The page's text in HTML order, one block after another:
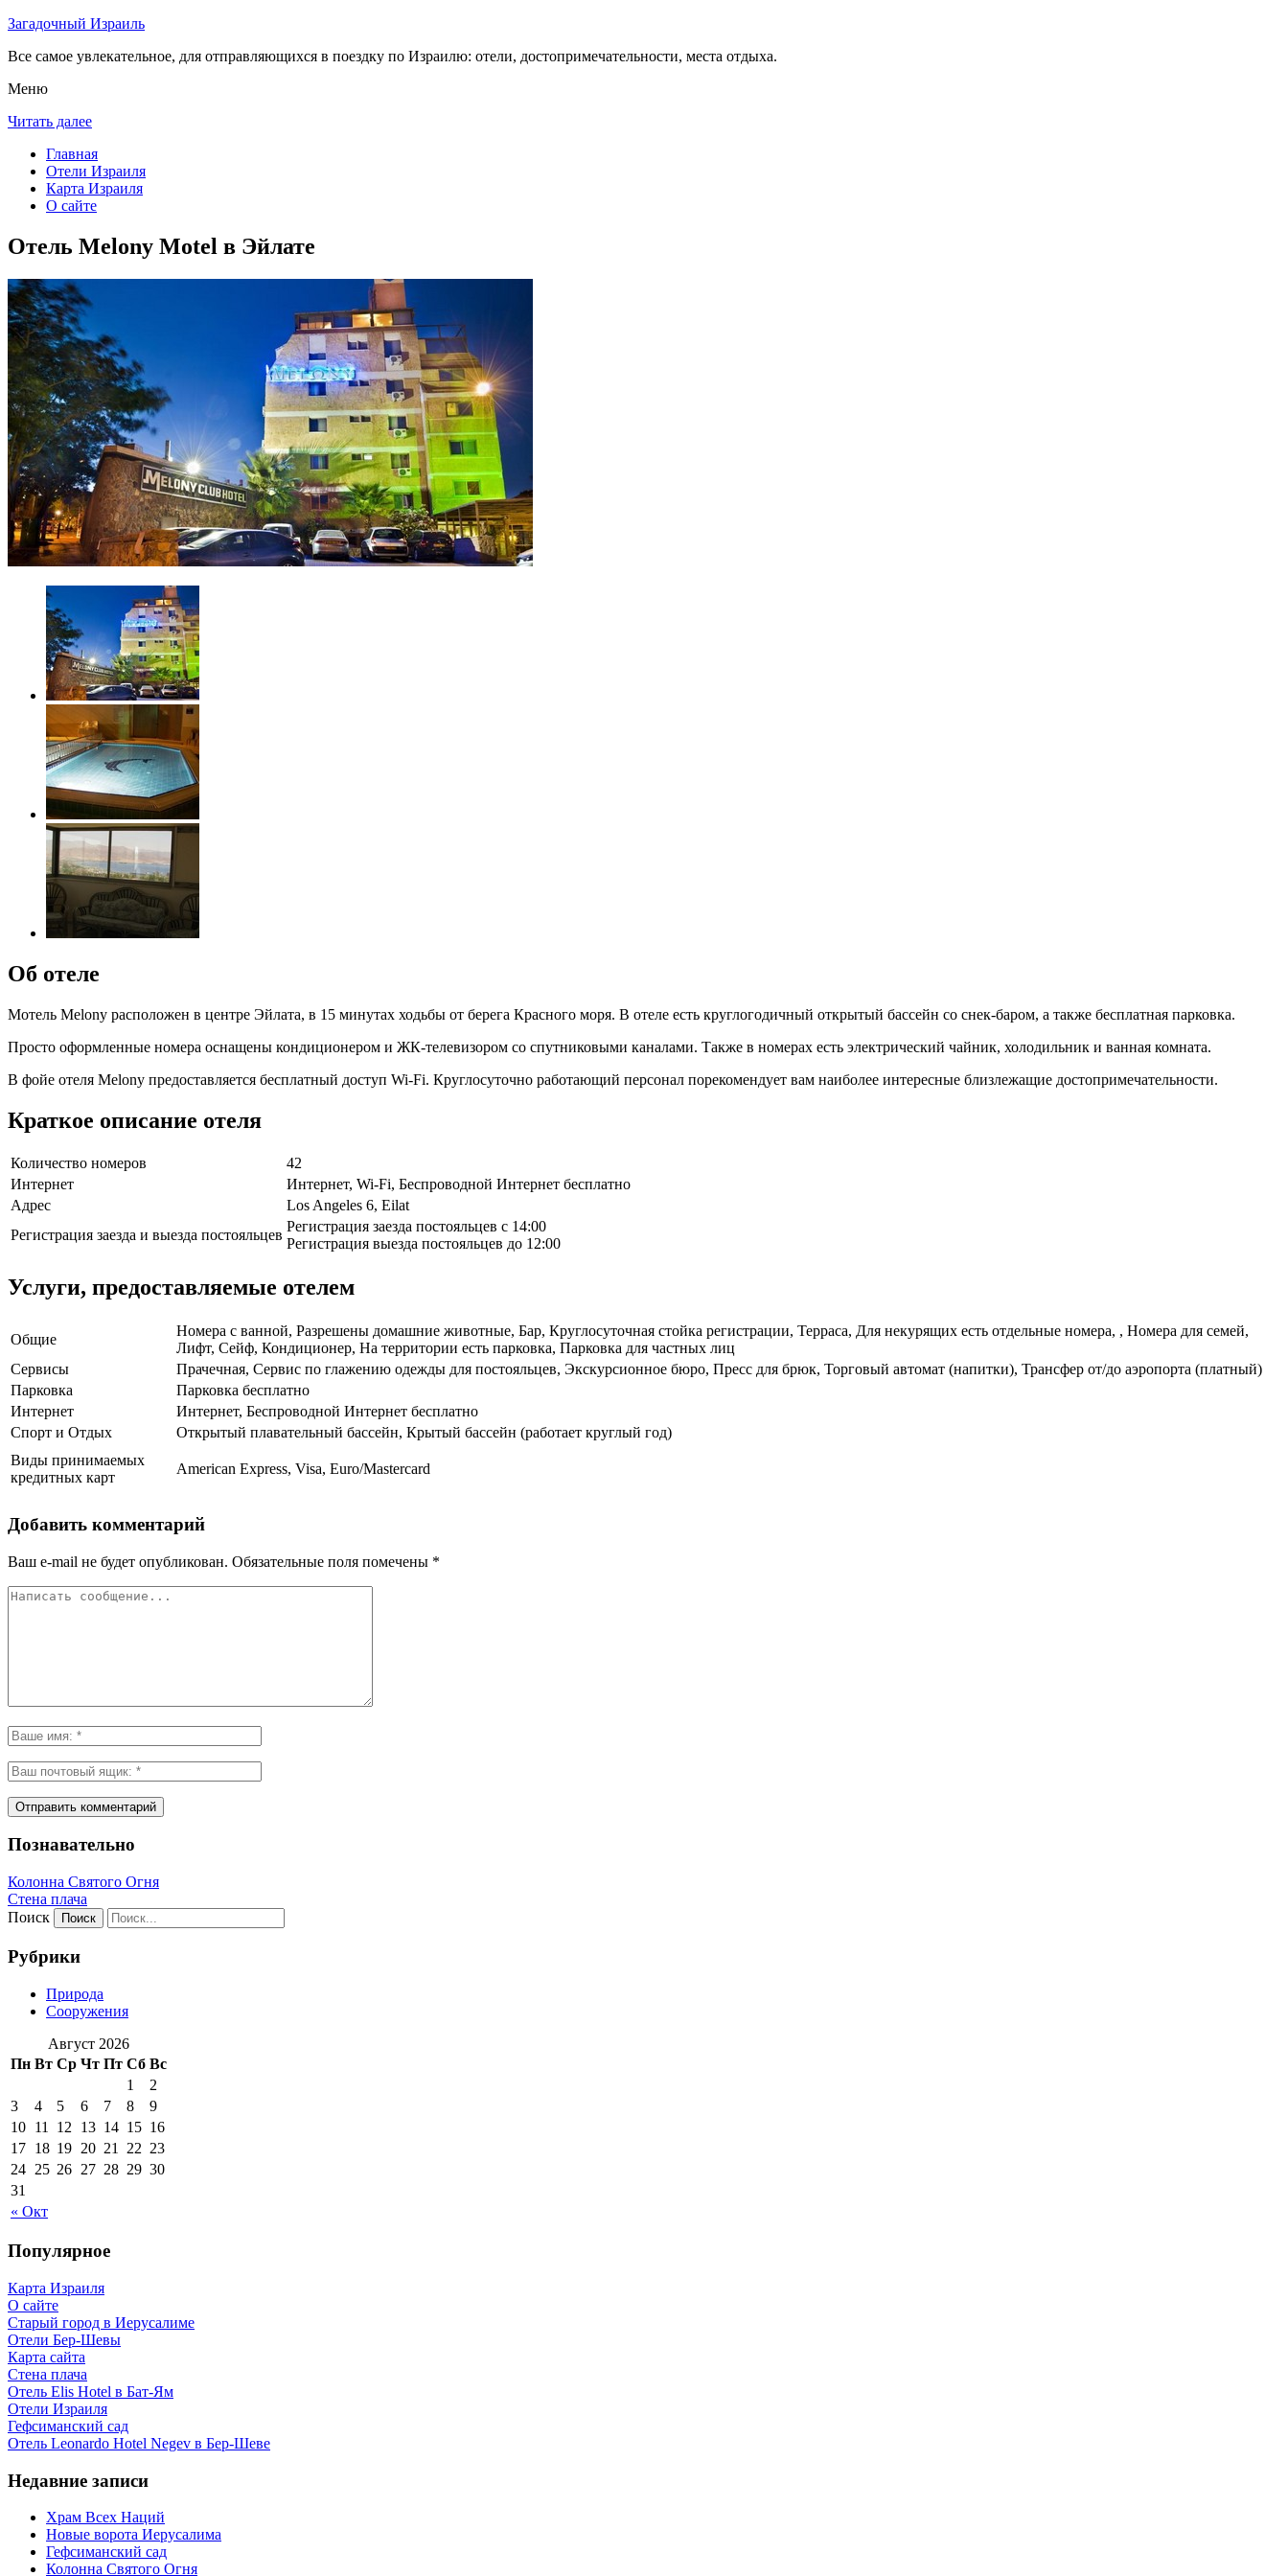
Загадочный Израиль
Все самое увлекательное, для отправляющихся в поездку по Израилю: отели, достопримечательности, места отдыха.
Меню
Читать далее
Главная
Отели Израиля
Карта Израиля
О сайте
Отель Melony Motel в Эйлате
Об отеле
Мотель Melony расположен в центре Эйлата, в 15 минутах ходьбы от берега Красного моря. В отеле есть круглогодичный открытый бассейн со снек-баром, а также бесплатная парковка.
Просто оформленные номера оснащены кондиционером и ЖК-телевизором со спутниковыми каналами. Также в номерах есть электрический чайник, холодильник и ванная комната.
В фойе отеля Melony предоставляется бесплатный доступ Wi-Fi. Круглосуточно работающий персонал порекомендует вам наиболее интересные близлежащие достопримечательности.
Краткое описание отеля
Количество номеров
42
Интернет
Интернет, Wi-Fi, Беспроводной Интернет бесплатно
Адрес
Los Angeles 6, Eilat
Регистрация заезда и выезда постояльцев
Регистрация заезда постояльцев с 14:00
Регистрация выезда постояльцев до 12:00
Услуги, предоставляемые отелем
Общие
Номера с ванной, Разрешены домашние животные, Бар, Круглосуточная стойка регистрации, Терраса, Для некурящих есть отдельные номера, , Номера для семей,
Лифт, Сейф, Кондиционер, На территории есть парковка, Парковка для частных лиц
Сервисы
Прачечная, Сервис по глажению одежды для постояльцев, Экскурсионное бюро, Пресс для брюк, Торговый автомат (напитки), Трансфер от/до аэропорта (платный)
Парковка
Парковка бесплатно
Интернет
Интернет, Беспроводной Интернет бесплатно
Спорт и Отдых
Открытый плавательный бассейн, Крытый бассейн (работает круглый год)
Виды принимаемых
кредитных карт
American Express, Visa, Euro/Mastercard
Добавить комментарий
Ваш e-mail не будет опубликован. Обязательные поля помечены *
Познавательно
Колонна Святого Огня
Стена плача
Поиск
Рубрики
Природа
Сооружения
Август 2026
Пн Вт Ср Чт Пт Сб Вс
« Окт
1
2
3
4 5 6 7 8
9
10 11 12 13 14 15 16
17 18 19 20 21 22 23
24 25 26 27 28 29 30
31
Популярное
Карта Израиля
О сайте
Старый город в Иерусалиме
Отели Бер-Шевы
Карта сайта
Стена плача
Отель Elis Hotel в Бат-Ям
Отели Израиля
Гефсиманский сад
Отель Leonardo Hotel Negev в Бер-Шеве
Недавние записи
Храм Всех Наций
Новые ворота Иерусалима
Гефсиманский сад
Колонна Святого Огня